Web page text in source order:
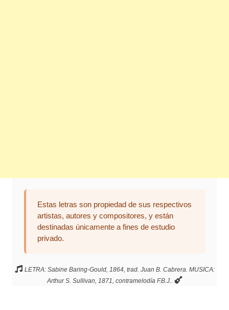
Estas letras son propiedad de sus respectivos
artistas, autores y compositores, y están
destinadas únicamente a fines de estudio
privado.
LETRA: Sabine Baring-Gould, 1864, trad. Juan B. Cabrera. MUSICA:
Arthur S. Sullivan, 1871, contramelodía F.B.J..